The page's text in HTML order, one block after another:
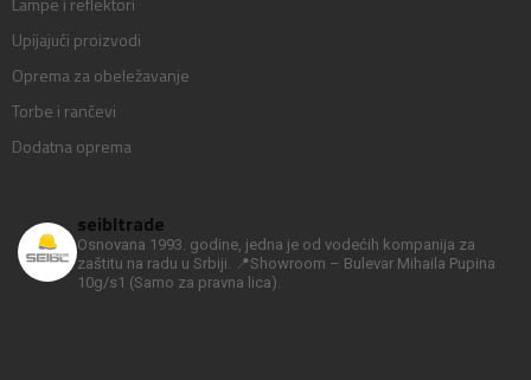
Upijajući proizvodi
Oprema za obeležavanje
Torbe i rančevi
Dodatna oprema
seibltrade
Osnovana 1993. godine, jedna je od vodećih kompanija za
zaštitu na radu u Srbiji.
📍Showroom – Bulevar Mihaila Pupina
10g/s1 (Samo za pravna lica).